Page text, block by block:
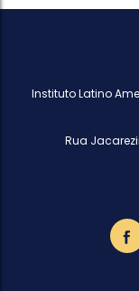
Instituto Latino
Rua